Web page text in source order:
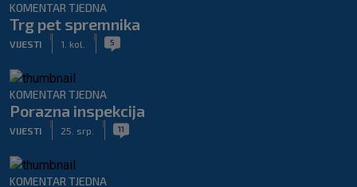
KOMENTAR TJEDNA
Trg pet spremnika
VIJESTI 1. kol. 5
KOMENTAR TJEDNA
Porazna inspekcija
VIJESTI 25. srp. 11
KOMENTAR TJEDNA